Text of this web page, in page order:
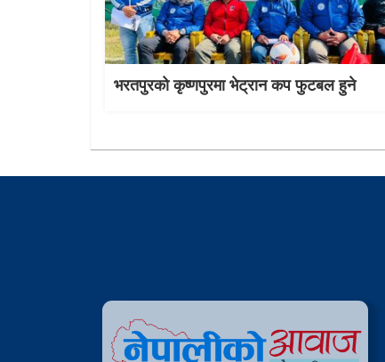
भरतपुरको कृष्णपुरमा भेट्रान कप फुटबल हुने